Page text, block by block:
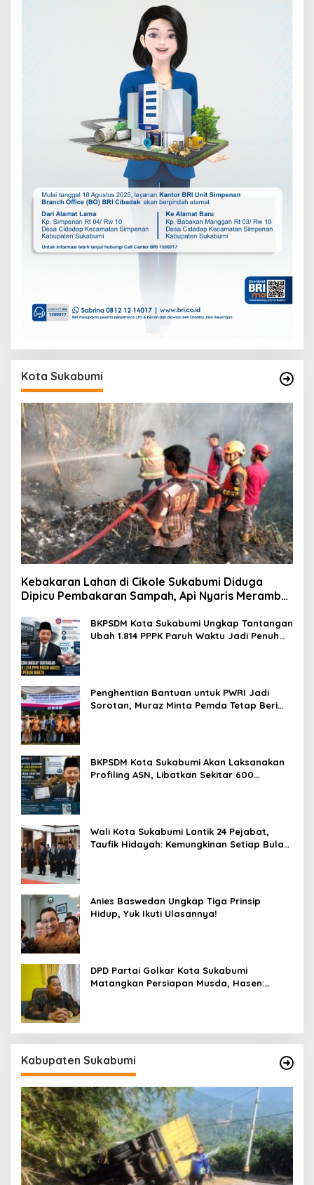
Kota Sukabumi
Kebakaran Lahan di Cikole Sukabumi Diduga
Dipicu Pembakaran Sampah, Api Nyaris Merambat
BKPSDM Kota Sukabumi Ungkap Tantangan
Ubah 1.814 PPPK Paruh Waktu Jadi Penuh
Penghentian Bantuan untuk PWRI Jadi
Sorotan, Muraz Minta Pemda Tetap Beri
BKPSDM Kota Sukabumi Akan Laksanakan
Profiling ASN, Libatkan Sekitar 600
Wali Kota Sukabumi Lantik 24 Pejabat,
Taufik Hidayah: Kemungkinan Setiap Bulan
Anies Baswedan Ungkap Tiga Prinsip
Hidup, Yuk Ikuti Ulasannya!
DPD Partai Golkar Kota Sukabumi
Matangkan Persiapan Musda, Hasen:
Kabupaten Sukabumi